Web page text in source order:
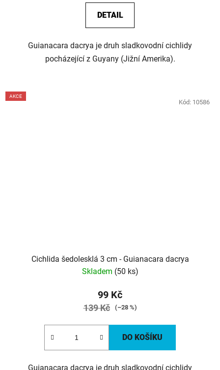
DETAIL
Guianacara dacrya je druh sladkovodní cichlidy
pocházející z Guyany (Jižní Amerika).
AKCE
Cichlida šedolesklá 3 cm - Guianacara dacrya
Skladem (50 ks)
99 Kč
139 Kč (–28 %)
DO KOŠÍKU
Guianacara dacrya je druh sladkovodní cichlidy
Kód: 10586